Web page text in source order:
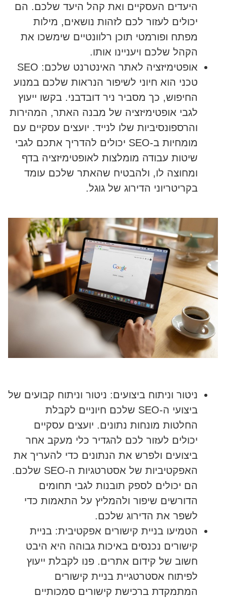
היעדים העסקיים ואת קהל היעד שלכם. הם
יכולים לעזור לכם לזהות נושאים, מילות
מפתח ופורמטי תוכן רלוונטיים שימשכו את
הקהל שלכם ויעניינו אותו.
אופטימיזציה לאתר האינטרנט שלכם: SEO
טכני הוא חיוני לשיפור הנראות שלכם במנוע
החיפוש, כך מסביר ניר דובדבני. בקשו ייעוץ
לגבי אופטימיזציה של מבנה האתר, המהירות
והרספונסיביות שלו לנייד. יועצים עסקיים עם
מומחיות ב-SEO יכולים להדריך אתכם לגבי
שיטות עבודה מומלצות לאופטימיזציה בדף
ומחוצה לו, ולהבטיח שהאתר שלכם עומד
בקריטריוני הדירוג של גוגל.
ניטור וניתוח ביצועים:ניטור וניתוח קבועים של
ביצועי ה-SEO שלכם חיוניים לקבלת
החלטות מונחות נתונים. יועצים עסקיים
יכולים לעזור לכם להגדיר כלי מעקב אחר
ביצועים ולפרש את הנתונים כדי להעריך את
האפקטיביות של אסטרטגיות ה-SEO שלכם.
הם יכולים לספק תובנות לגבי תחומים
הדורשים שיפור ולהמליץ על התאמות כדי
לשפר את הדירוג שלכם.
הטמיעו בניית קישורים אפקטיבית:בניית
קישורים נכנסים באיכות גבוהה היא היבט
חשוב של קידום אתרים. פנו לקבלת ייעוץ
לפיתוח אסטרטגיית בניית קישורים
המתמקדת ברכישת קישורים סמכותיים